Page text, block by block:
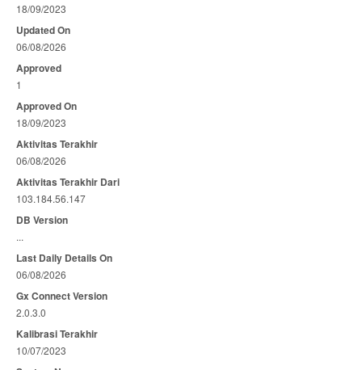
18/09/2023
Updated On
06/08/2026
Approved
1
Approved On
18/09/2023
Aktivitas Terakhir
06/08/2026
Aktivitas Terakhir Dari
103.184.56.147
DB Version
...
Last Daily Details On
06/08/2026
Gx Connect Version
2.0.3.0
Kalibrasi Terakhir
10/07/2023